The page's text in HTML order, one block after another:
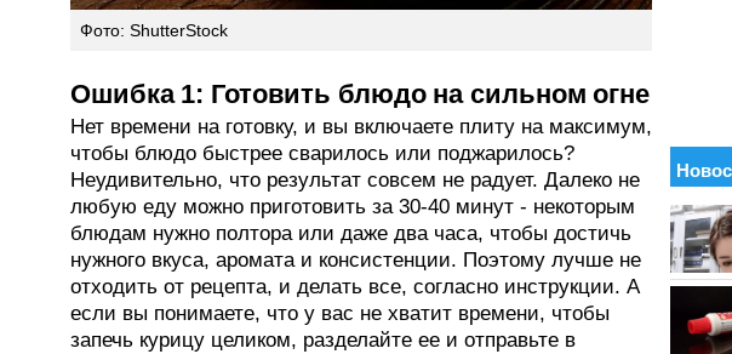
Фото: ShutterStock
Ошибка 1: Готовить блюдо на сильном огне
Нет времени на готовку, и вы включаете плиту на максимум,
чтобы блюдо быстрее сварилось или поджарилось?
Неудивительно, что результат совсем не радует. Далеко не
любую еду можно приготовить за 30-40 минут - некоторым
блюдам нужно полтора или даже два часа, чтобы достичь
нужного вкуса, аромата и консистенции. Поэтому лучше не
отходить от рецепта, и делать все, согласно инструкции. А
если вы понимаете, что у вас не хватит времени, чтобы
запечь курицу целиком, разделайте ее и отправьте в